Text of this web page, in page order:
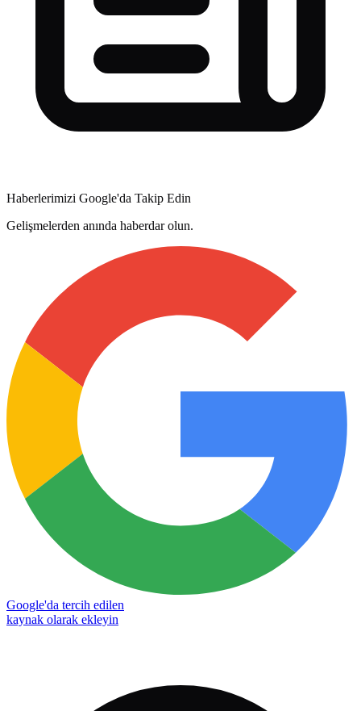
Haberlerimizi Google'da Takip Edin
Gelişmelerden anında haberdar olun.
Google'da tercih edilen
kaynak olarak ekleyin